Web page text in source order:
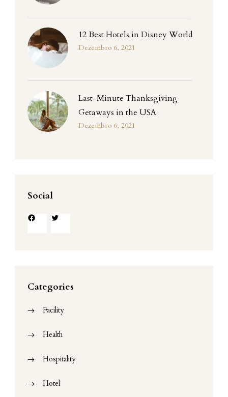
12 Best Hotels in Disney World
Dezembro 6, 2021
Last-Minute Thanksgiving
Getaways in the USA
Dezembro 6, 2021
Social
FacebookTwitter
Categories
Facility
Health
Hospitality
Hotel